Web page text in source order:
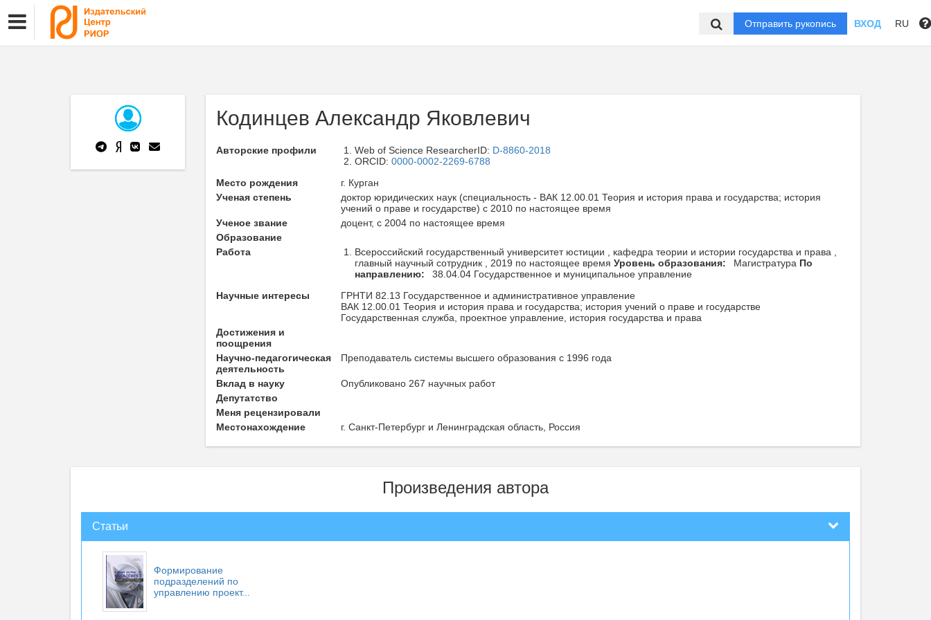
Отправить рукопись ВХОД RU
Кодинцев Александр Яковлевич
Авторские профили Web of Science ResearcherID: D-8860-2018
ORCID: 0000-0002-2269-6788
Место рождения
г. Курган
Ученая степень
доктор юридических наук (специальность - ВАК 12.00.01 Теория и история права и государства; история
учений о праве и государстве) с 2010 по настоящее время
Ученое звание
доцент, с 2004 по настоящее время
Образование
Работа
Всероссийский государственный университет юстиции , кафедра теории и истории государства и права ,
главный научный сотрудник , 2019 по настоящее время Уровень образования: Магистратура По
направлению:
38.04.04 Государственное и муниципальное управление
Научные интересы
ГРНТИ 82.13 Государственное и административное управление
ВАК 12.00.01 Теория и история права и государства; история учений о праве и государстве
Государственная служба, проектное управление, история государства и права
Достижения и
поощрения
Научно-педагогическая
деятельность
Преподаватель системы высшего образования с 1996 года
Вклад в науку
Опубликовано 267 научных работ
Депутатство
Меня рецензировали
Местонахождение
г. Санкт-Петербург и Ленинградская область, Россия
Произведения автора
Статьи
Формирование
подразделений по
управлению проект...